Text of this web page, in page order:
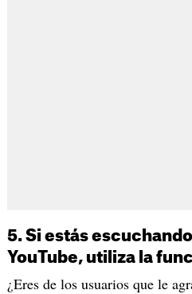
5. Si estás
YouTube, utiliza la
¿Eres de los usuarios que le